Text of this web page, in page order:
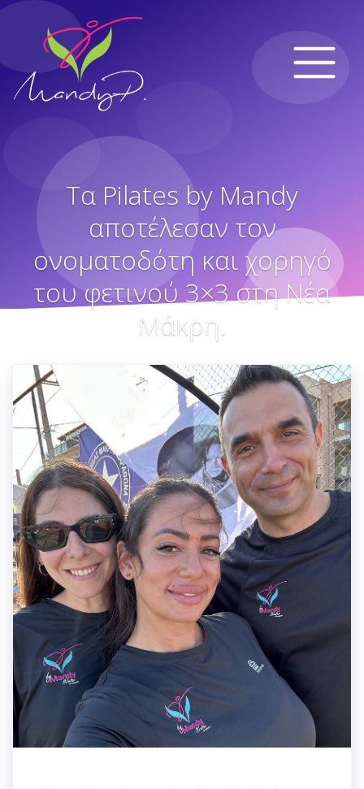
Τα Pilates by Mandy
αποτέλεσαν τον
ονοματοδότη και χορηγό
του φετινού 3×3 στη Νέα
Μάκρη.